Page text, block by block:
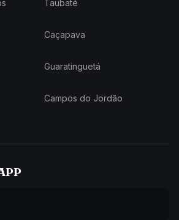
Taubaté
Caçapava
Guaratinguetá
Campos do Jordão